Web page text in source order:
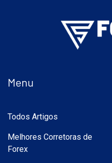
Menu
Todos Artigos
Melhores Corretoras de
Forex